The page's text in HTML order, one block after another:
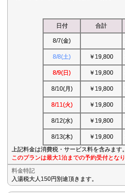
日付 合計
8/7(金)
8/8(土) ￥19,800
8/9(日) ￥19,800
8/10(月) ￥19,800
8/11(火) ￥19,800
8/12(水) ￥19,800
8/13(木) ￥19,800
上記料金は消費税・サービス料を含みます。
このプランは最大1泊までの予約受付となり
料金特記
入湯税大人150円別途頂きます。